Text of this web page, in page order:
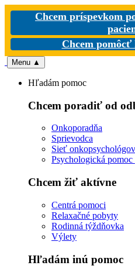
Chcem príspevkom
Chcem
Menu ▲
Hľadám pomoc
Chcem poradiť od
Onkoporadňa
Sprievodca
Sieť onkopsychológov
Psychologická
Chcem žiť aktívne
Centrá pomoci
Relaxačné pobyty
Rodinná týždňovka
Výlety
Hľadám inú pomoc